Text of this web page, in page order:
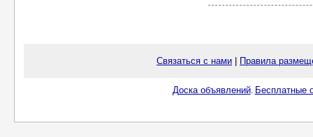
Связаться с нами Правила
Доска объявлений. Бесплатные